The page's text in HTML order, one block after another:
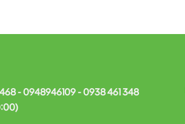
- 0948946109 - 0938 461 348